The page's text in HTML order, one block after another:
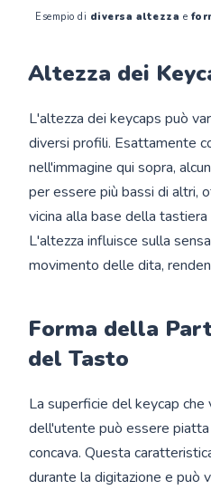
Esempio di diversa altezza e
Altezza dei
L'altezza dei keycaps può
diversi profili. Esattamente
nell'immagine qui sopra,
per essere più bassi di altri,
vicina alla base della
L'altezza influisce sulla
movimento delle dita,
Forma della
del Tasto
La superficie del keycap
dell'utente può essere
concava. Questa
durante la digitazione e può